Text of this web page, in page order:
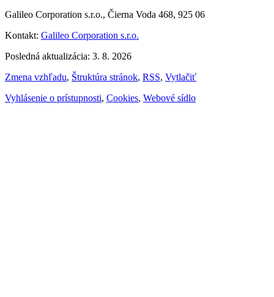
Galileo Corporation s.r.o., Čierna Voda 468, 925 06
Kontakt: Galileo Corporation s.r.o.
Posledná aktualizácia: 3. 8. 2026
Zmena vzhľadu, Štruktúra stránok, RSS, Vytlačiť
Vyhlásenie o prístupnosti, Cookies, Webové sídlo